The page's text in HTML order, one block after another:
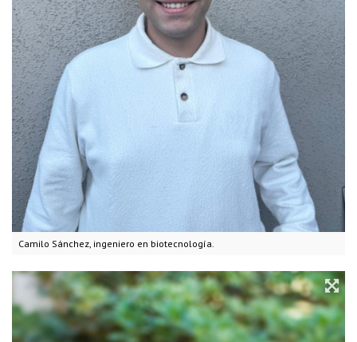
Camilo Sánchez, ingeniero en biotecnología.